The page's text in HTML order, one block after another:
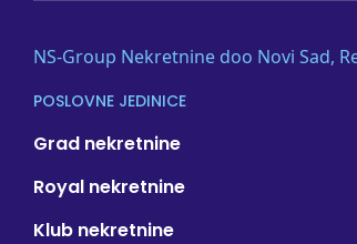
NS-Group Nekretnine doo Novi Sad,
POSLOVNE JEDINICE
Grad nekretnine
Royal nekretnine
Klub nekretnine